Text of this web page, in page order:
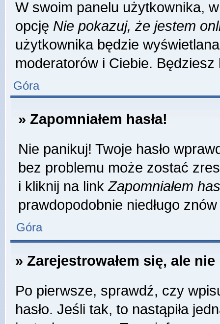
W swoim panelu użytkownika,
opcję Nie pokazuj, że jestem
użytkownika będzie
moderatorów i Ciebie.
Góra
» Zapomniałem hasła!
Nie panikuj! Twoje hasło
bez problemu może zostać
i kliknij na linkZapomniałem
prawdopodobnie niedługo
Góra
» Zarejestrowałem się, ale
Po pierwsze, sprawdź, czy
hasło. Jeśli tak, to nastąpiła